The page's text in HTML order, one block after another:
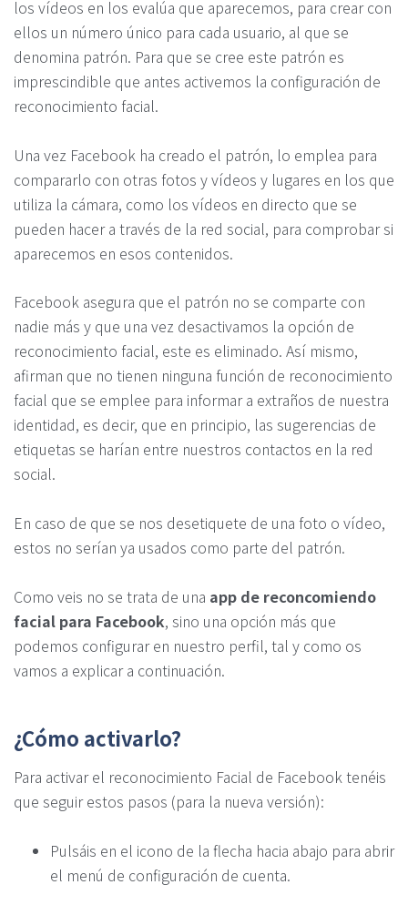
los vídeos en los evalúa que aparecemos, para crear con
ellos un número único para cada usuario, al que se
denomina patrón. Para que se cree este patrón es
imprescindible que antes activemos la configuración de
reconocimiento facial.
Una vez Facebook ha creado el patrón, lo emplea para
compararlo con otras fotos y vídeos y lugares en los que
utiliza la cámara, como los vídeos en directo que se
pueden hacer a través de la red social, para comprobar si
aparecemos en esos contenidos.
Facebook asegura que el patrón no se comparte con
nadie más y que una vez desactivamos la opción de
reconocimiento facial, este es eliminado. Así mismo,
afirman que no tienen ninguna función de reconocimiento
facial que se emplee para informar a extraños de nuestra
identidad, es decir, que en principio, las sugerencias de
etiquetas se harían entre nuestros contactos en la red
social.
En caso de que se nos desetiquete de una foto o vídeo,
estos no serían ya usados como parte del patrón.
Como veis no se trata de una app de reconcomiendo
facial para Facebook, sino una opción más que
podemos configurar en nuestro perfil, tal y como os
vamos a explicar a continuación.
¿Cómo activarlo?
Para activar el reconocimiento Facial de Facebook tenéis
que seguir estos pasos (para la nueva versión):
Pulsáis en el icono de la flecha hacia abajo para abrir
el menú de configuración de cuenta.